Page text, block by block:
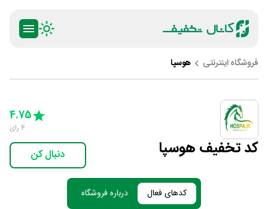
فروشگاه اینترنتی هوسپا
کد تخفیف هوسپا
3 Stars
4 Stars
5 Stars
4.75
4 رای
دنبال کن
کدهای فعال درباره فروشگاه